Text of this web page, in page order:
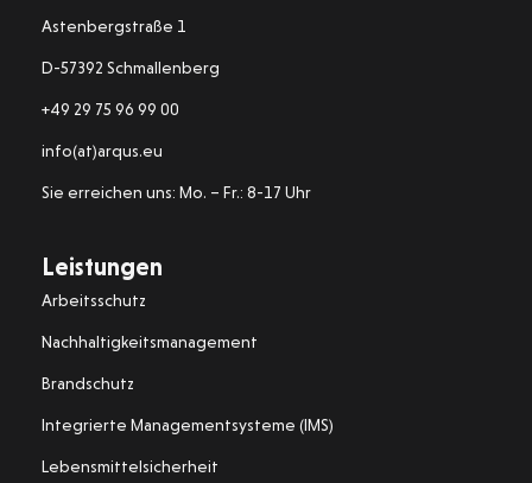
Astenbergstraße 1
D-57392 Schmallenberg
+49 29 75 96 99 00
info(at)arqus.eu
Sie erreichen uns: Mo. – Fr.: 8-17 Uhr
Leistungen
Arbeitsschutz
Nachhaltigkeitsmanagement
Brandschutz
Integrierte Managementsysteme (IMS)
Lebensmittelsicherheit